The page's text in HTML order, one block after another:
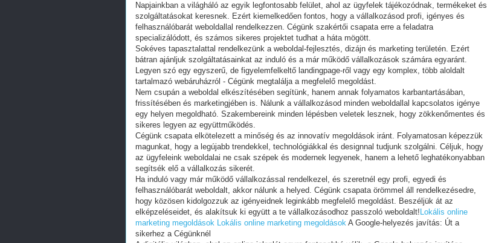
Napjainkban a világháló az egyik legfontosabb felület, ahol az ügyfelek tájékozódnak, termékeket és
szolgáltatásokat keresnek. Ezért kiemelkedően fontos, hogy a vállalkozásod profi, igényes és
felhasználóbarát weboldallal rendelkezzen. Cégünk szakértői csapata erre a feladatra
specializálódott, és számos sikeres projektet tudhat a háta mögött.
Sokéves tapasztalattal rendelkezünk a weboldal-fejlesztés, dizájn és marketing területén. Ezért
bátran ajánljuk szolgáltatásainkat az induló és a már működő vállalkozások számára egyaránt.
Legyen szó egy egyszerű, de figyelemfelkeltő landingpage-ről vagy egy komplex, több aloldalt
tartalmazó webáruházról - Cégünk megtalálja a megfelelő megoldást.
Nem csupán a weboldal elkészítésében segítünk, hanem annak folyamatos karbantartásában,
frissítésében és marketingjében is. Nálunk a vállalkozásod minden weboldallal kapcsolatos igénye
egy helyen megoldható. Szakembereink minden lépésben veletek lesznek, hogy zökkenőmentes és
sikeres legyen az együttműködés.
Cégünk csapata elkötelezett a minőség és az innovatív megoldások iránt. Folyamatosan képezzük
magunkat, hogy a legújabb trendekkel, technológiákkal és designnal tudjunk szolgálni. Céljuk, hogy
az ügyfeleink weboldalai ne csak szépek és modernek legyenek, hanem a lehető leghatékonyabban
segítsék elő a vállalkozás sikerét.
Ha induló vagy már működő vállalkozással rendelkezel, és szeretnél egy profi, egyedi és
felhasználóbarát weboldalt, akkor nálunk a helyed. Cégünk csapata örömmel áll rendelkezésedre,
hogy közösen kidolgozzuk az igényeidnek leginkább megfelelő megoldást. Beszéljük át az
elképzeléseidet, és alakítsuk ki együtt a te vállalkozásodhoz passzoló weboldalt! Lokális online
marketing megoldások Lokális online marketing megoldások A Google-helyezés javítás: Út a
sikerhez a Cégünknél